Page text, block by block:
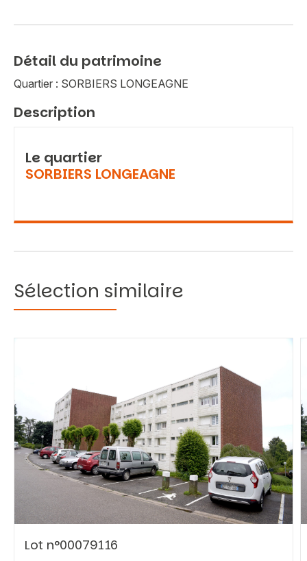
Détail du patrimoine
Quartier : SORBIERS LONGEAGNE
Description
Le quartier
SORBIERS LONGEAGNE
Sélection similaire
Lot n°00079116